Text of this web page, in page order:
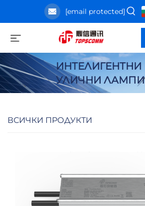
[email protected]
ИНТЕЛИГЕНТНИ
УЛИЧНИ ЛАМПИ
ВСИЧКИ ПРОДУКТИ